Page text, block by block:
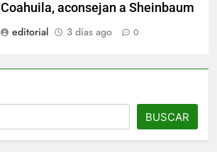
Coahuila, aconsejan a Sheinbaum
editorial
3 días ago 0
BUSCAR